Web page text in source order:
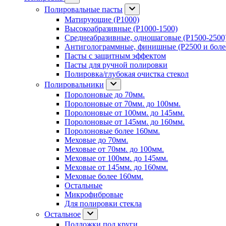
Полировальные пасты
Матирующие (P1000)
Высокоабразивные (P1000-1500)
Среднеабразивные, одношаговые (P1500-
Антиголограммные, финишные (P2500 и
Пасты с защитным эффектом
Пасты для ручной полировки
Полировка/глубокая очистка стекол
Полировальники
Поролоновые до 70мм.
Поролоновые от 70мм. до 100мм.
Поролоновые от 100мм. до 145мм.
Поролоновые от 145мм. до 160мм.
Поролоновые более 160мм.
Меховые до 70мм.
Меховые от 70мм. до 100мм.
Меховые от 100мм. до 145мм.
Меховые от 145мм. до 160мм.
Меховые более 160мм.
Остальные
Микрофибровые
Для полировки стекла
Остальное